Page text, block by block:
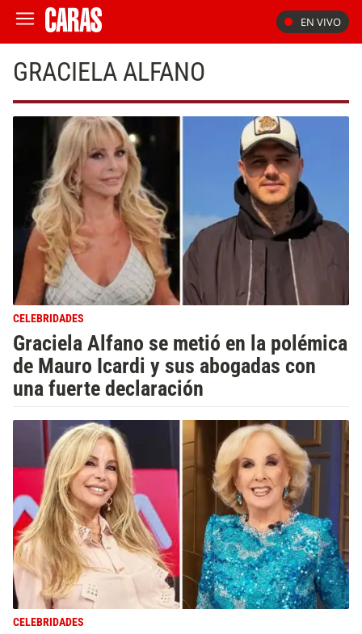
EN VIVO
GRACIELA ALFANO
CELEBRIDADES
Graciela Alfano se metió en la polémica
de Mauro Icardi y sus abogadas con
una fuerte declaración
CELEBRIDADES